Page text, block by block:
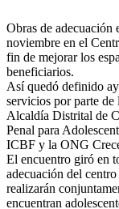
Obras de adecuación
noviembre en el
fin de mejorar los
beneficiarios.
Así quedó definido
servicios por parte de
Alcaldía Distrital de
Penal para Adol
ICBF y la ONG
El encuentro giró en
adecuación del
realizarán
encuentran